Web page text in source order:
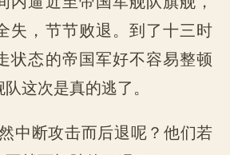
失，节节败退。到了十三时
状态的帝国军好不容易整顿
这次是真的逃了。
中断攻击而后退呢？他们若